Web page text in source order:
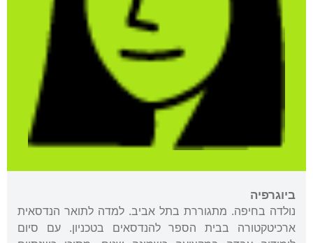
ביוגרפיה
נולדה בחיפה. מתגוררת בתל אביב. למדה לתואר הנדסאית
ארכיטקטורה בבית הספר להנדסאים בטכניון. עם סיום